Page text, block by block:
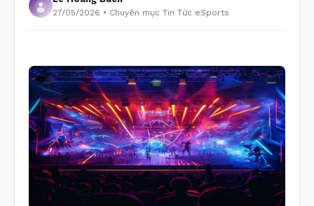
27/05/2026 • Chuyên mục Tin Tức eSports